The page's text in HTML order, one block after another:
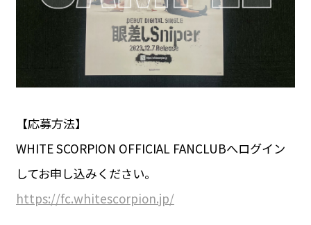
【応募方法】
WHITE SCORPION OFFICIAL FANCLUBへログイン
してお申し込みください。
https://fc.whitescorpion.jp/